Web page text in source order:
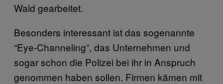
Wald gearbeitet.
Besonders interessant ist das sogenannte
“Eye-Channeling”, das Unternehmen und
sogar schon die Polizei bei ihr in Anspruch
genommen haben sollen. Firmen kämen mit